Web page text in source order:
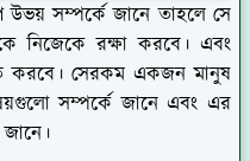
সম্পর্কে জানে তাহলে সে
নিজেকে রক্ষা করবে। এবং
করবে। সেরকম একজন মানুষ
সম্পর্কে জানে এবং এর